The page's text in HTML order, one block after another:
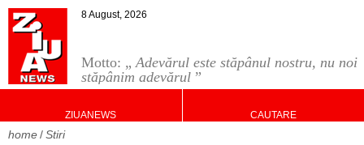
Motto: „Adevărul este stăpânul nostru, nu noi
stăpânim adevărul ”
8 August, 2026
ZIUANEWS CAUTARE
home Stiri